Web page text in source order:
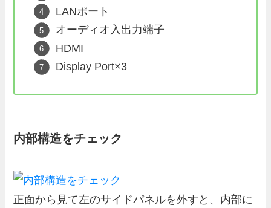
LANポート
オーディオ入出力端子
HDMI
Display Port×3
内部構造をチェック
正面から見て左のサイドパネルを外すと、内部に